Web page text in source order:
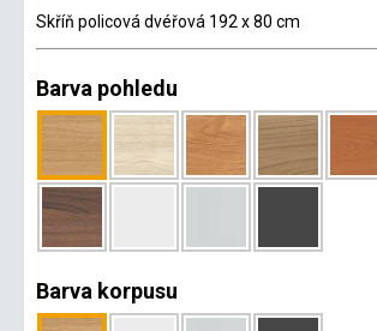
Skříň policová dvéřová 192 x 80 cm
Barva pohledu
Barva korpusu